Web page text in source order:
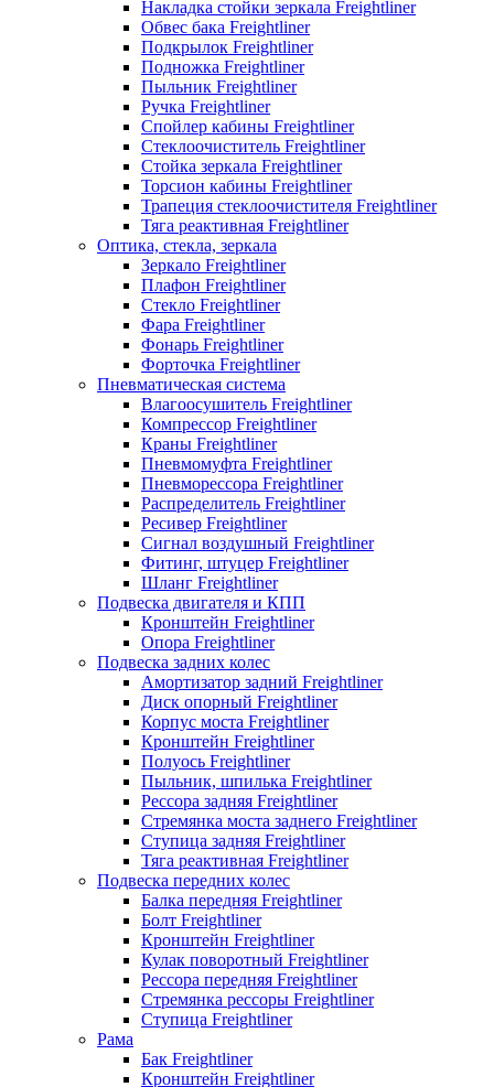
Накладка стойки зеркала Freightliner
Обвес бака Freightliner
Подкрылок Freightliner
Подножка Freightliner
Пыльник Freightliner
Ручка Freightliner
Спойлер кабины Freightliner
Стеклоочиститель Freightliner
Стойка зеркала Freightliner
Торсион кабины Freightliner
Трапеция стеклоочистителя Freightliner
Тяга реактивная Freightliner
Оптика, стекла, зеркала
Зеркало Freightliner
Плафон Freightliner
Стекло Freightliner
Фара Freightliner
Фонарь Freightliner
Форточка Freightliner
Пневматическая система
Влагоосушитель Freightliner
Компрессор Freightliner
Краны Freightliner
Пневмомуфта Freightliner
Пневморессора Freightliner
Распределитель Freightliner
Ресивер Freightliner
Сигнал воздушный Freightliner
Фитинг, штуцер Freightliner
Шланг Freightliner
Подвеска двигателя и КПП
Кронштейн Freightliner
Опора Freightliner
Подвеска задних колес
Амортизатор задний Freightliner
Диск опорный Freightliner
Корпус моста Freightliner
Кронштейн Freightliner
Полуось Freightliner
Пыльник, шпилька Freightliner
Рессора задняя Freightliner
Стремянка моста заднего Freightliner
Ступица задняя Freightliner
Тяга реактивная Freightliner
Подвеска передних колес
Балка передняя Freightliner
Болт Freightliner
Кронштейн Freightliner
Кулак поворотный Freightliner
Рессора передняя Freightliner
Стремянка рессоры Freightliner
Ступица Freightliner
Рама
Бак Freightliner
Кронштейн Freightliner